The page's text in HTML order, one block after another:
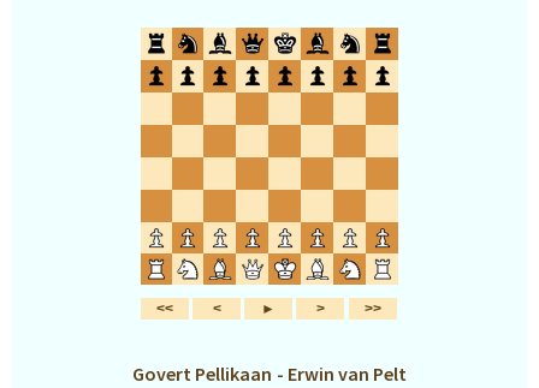
Govert Pellikaan - Erwin van Pelt